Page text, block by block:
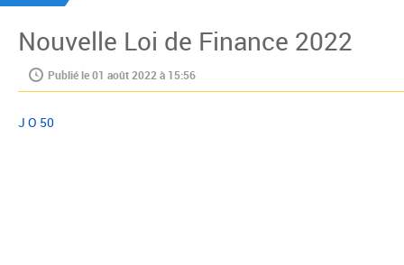
Nouvelle Loi de Finance 2022
Publié le 01 août 2022 à 15:56
J O 50